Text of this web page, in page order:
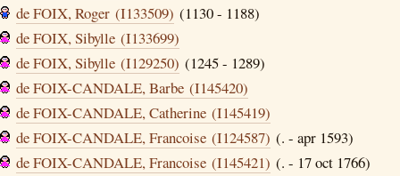
de FOIX, Roger (I133509) (1130 - 1188)
de FOIX, Sibylle (I133699)
de FOIX, Sibylle (I129250) (1245 - 1289)
de FOIX-CANDALE, Barbe (I145420)
de FOIX-CANDALE, Catherine (I145419)
de FOIX-CANDALE, Francoise (I124587) (. - apr 1593)
de FOIX-CANDALE, Francoise (I145421) (. - 17 oct 1766)